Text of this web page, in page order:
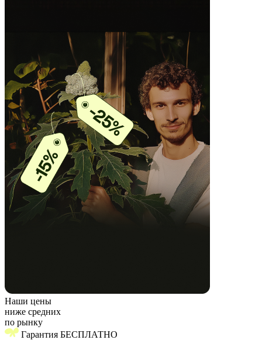
Наши цены
ниже средних
по рынку
Гарантия БЕСПЛАТНО